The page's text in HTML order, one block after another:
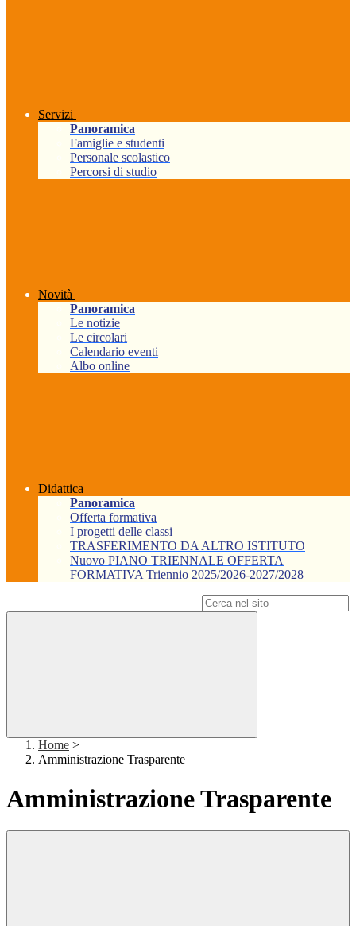
Servizi
Panoramica
Famiglie e studenti
Personale scolastico
Percorsi di studio
Novità
Panoramica
Le notizie
Le circolari
Calendario eventi
Albo online
Didattica
Panoramica
Offerta formativa
I progetti delle classi
TRASFERIMENTO DA ALTRO ISTITUTO
Nuovo PIANO TRIENNALE OFFERTA
FORMATIVA Triennio 2025/2026-2027/2028
Home >
Amministrazione Trasparente
Amministrazione Trasparente